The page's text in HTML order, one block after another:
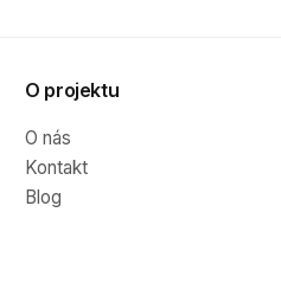
O projektu
O nás
Kontakt
Blog